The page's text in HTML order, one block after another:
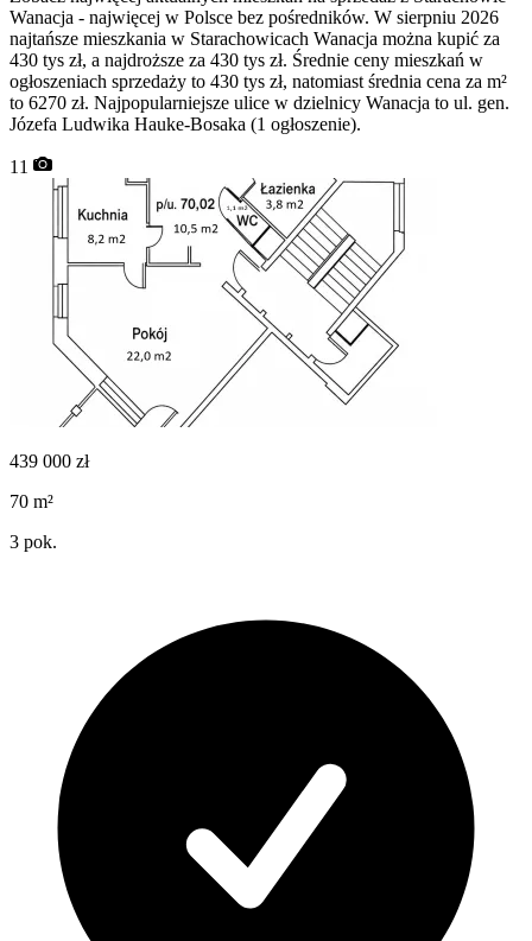
Wanacja - najwięcej w Polsce bez pośredników. W sierpniu 2026
najtańsze mieszkania w Starachowicach Wanacja można kupić za
430 tys zł, a najdroższe za 430 tys zł. Średnie ceny mieszkań w
ogłoszeniach sprzedaży to 430 tys zł, natomiast średnia cena za m²
to 6270 zł. Najpopularniejsze ulice w dzielnicy Wanacja to ul. gen.
Józefa Ludwika Hauke-Bosaka (1 ogłoszenie).
11
439 000 zł
70 m²
3 pok.